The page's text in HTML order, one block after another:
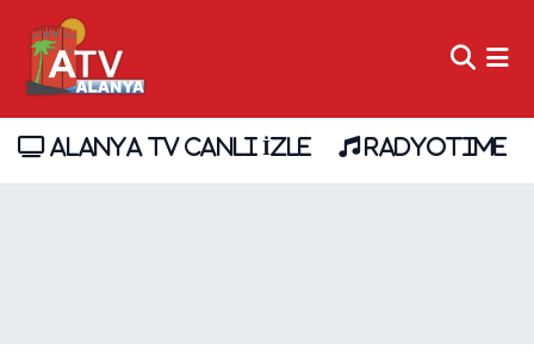
ALANYA TV CANLI İZLE RADYOTIME